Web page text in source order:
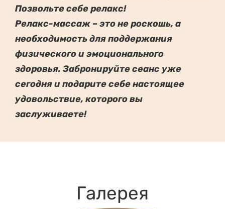
Позвольте себе релакс!
Релакс-массаж – это не роскошь, а
необходимость для поддержания
физического и эмоционального
здоровья. Забронируйте сеанс уже
сегодня и подарите себе настоящее
удовольствие, которого вы
заслуживаете!
Галерея